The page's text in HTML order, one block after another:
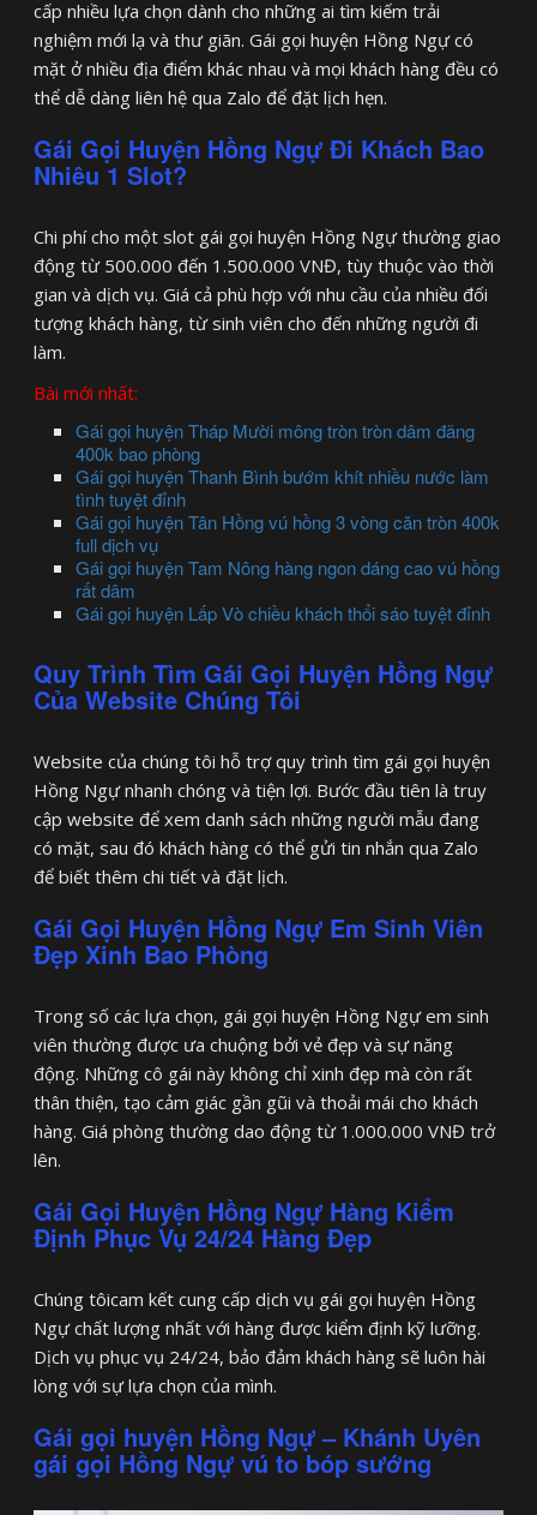
cấp nhiều lựa chọn dành cho những ai tìm kiếm trải
nghiệm mới lạ và thư giãn. Gái gọi huyện Hồng Ngự có
mặt ở nhiều địa điểm khác nhau và mọi khách hàng đều có
thể dễ dàng liên hệ qua Zalo để đặt lịch hẹn.
Gái Gọi Huyện Hồng Ngự Đi Khách Bao
Nhiêu 1 Slot?
Chi phí cho một slot gái gọi huyện Hồng Ngự thường giao
động từ 500.000 đến 1.500.000 VNĐ, tùy thuộc vào thời
gian và dịch vụ. Giá cả phù hợp với nhu cầu của nhiều đối
tượng khách hàng, từ sinh viên cho đến những người đi
làm.
Bài mới nhất:
Gái gọi huyện Tháp Mười mông tròn tròn dâm đãng
400k bao phòng
Gái gọi huyện Thanh Bình bướm khít nhiều nước làm
tình tuyệt đỉnh
Gái gọi huyện Tân Hồng vú hồng 3 vòng căn tròn 400k
full dịch vụ
Gái gọi huyện Tam Nông hàng ngon dáng cao vú hồng
rất dâm
Gái gọi huyện Lấp Vò chiều khách thổi sáo tuyệt đỉnh
Quy Trình Tìm Gái Gọi Huyện Hồng Ngự
Của Website Chúng Tôi
Website của chúng tôi hỗ trợ quy trình tìm gái gọi huyện
Hồng Ngự nhanh chóng và tiện lợi. Bước đầu tiên là truy
cập website để xem danh sách những người mẫu đang
có mặt, sau đó khách hàng có thể gửi tin nhắn qua Zalo
để biết thêm chi tiết và đặt lịch.
Gái Gọi Huyện Hồng Ngự Em Sinh Viên
Đẹp Xinh Bao Phòng
Trong số các lựa chọn, gái gọi huyện Hồng Ngự em sinh
viên thường được ưa chuộng bởi vẻ đẹp và sự năng
động. Những cô gái này không chỉ xinh đẹp mà còn rất
thân thiện, tạo cảm giác gần gũi và thoải mái cho khách
hàng. Giá phòng thường dao động từ 1.000.000 VNĐ trở
lên.
Gái Gọi Huyện Hồng Ngự Hàng Kiểm
Định Phục Vụ 24/24 Hàng Đẹp
Chúng tôicam kết cung cấp dịch vụ gái gọi huyện Hồng
Ngự chất lượng nhất với hàng được kiểm định kỹ lưỡng.
Dịch vụ phục vụ 24/24, bảo đảm khách hàng sẽ luôn hài
lòng với sự lựa chọn của mình.
Gái gọi huyện Hồng Ngự – Khánh Uyên
gái gọi Hồng Ngự vú to bóp sướng